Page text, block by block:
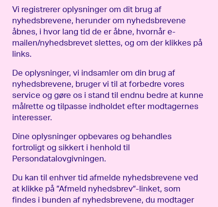
Vi registrerer oplysninger om dit brug af
nyhedsbrevene, herunder om nyhedsbrevene
åbnes, i hvor lang tid de er åbne, hvornår e-
mailen/nyhedsbrevet slettes, og om der klikkes på
links.
De oplysninger, vi indsamler om din brug af
nyhedsbrevene, bruger vi til at forbedre vores
service og gøre os i stand til endnu bedre at kunne
målrette og tilpasse indholdet efter modtagernes
interesser.
Dine oplysninger opbevares og behandles
fortroligt og sikkert i henhold til
Persondatalovgivningen.
Du kan til enhver tid afmelde nyhedsbrevene ved
at klikke på ”Afmeld nyhedsbrev”-linket, som
findes i bunden af nyhedsbrevene, du modtager